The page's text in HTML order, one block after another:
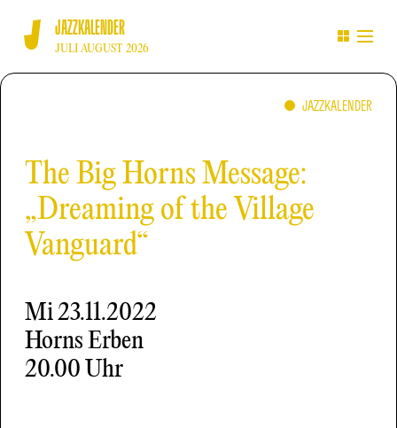
JAZZKALENDER
JULI AUGUST 2026
JAZZKALENDER
The Big Horns Message:
„Dreaming of the Village
Vanguard“
Mi23.11.2022
Horns Erben
20.00 Uhr